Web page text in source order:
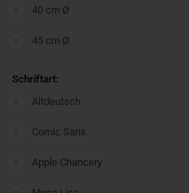
40 cm Ø
45 cm Ø
Schriftart:
Altdeutsch
Comic Sans
Apple Chancery